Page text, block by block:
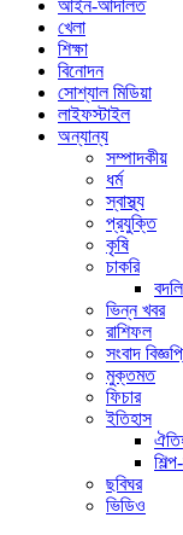
আইন-আদালত
খেলা
শিক্ষা
বিনোদন
সোশ্যাল মিডিয়া
লাইফস্টাইল
অন্যান্য
সম্পাদকীয়
ধর্ম
স্বাস্থ্য
প্রযুক্তি
কৃষি
চাকরি
ভিন্ন খবর
রাশিফল
সংবাদ
মুক্তমত
ফিচার
ইতিহাস
ছবিঘর
ভিডিও